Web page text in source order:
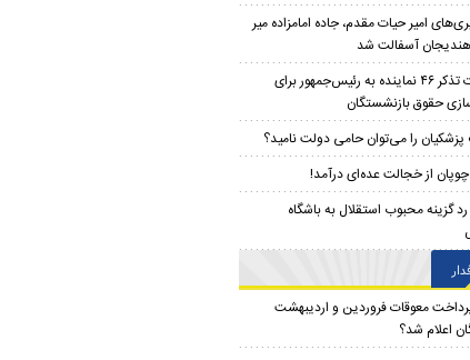
امیر حیات مقدم، جاده امامزاده میر
هندیجان آسفالت شد
جزییات تذکر ۴۶ نماینده به رئیس‌جمهور برای
حقوق بازنشستگان
را می‌توان حامی دولت نامید؟
از خجالت عده‌ای درآمد!
گزینه محبوب استقلال به باشگاه
معوقات فروردین و اردیبهشت
اعلام شد؟